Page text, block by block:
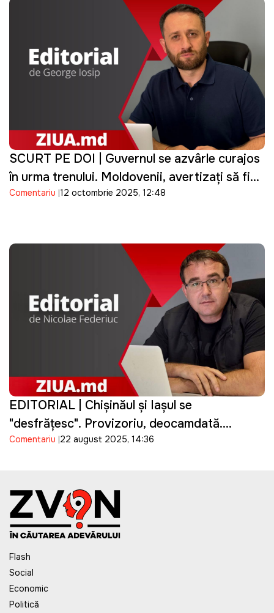
SCURT PE DOI | Guvernul se azvârle curajos
în urma trenului. Moldovenii, avertizați să fie
atenți la o fraudă care s-a produs deja
Comentariu 12 octombrie 2025, 12:48
EDITORIAL | Chișinăul și Iașul se
"desfrățesc". Provizoriu, deocamdată.
Domnule primar Chirica, Dmitri Kozak vă
Comentariu 22 august 2025, 14:36
Flash
Social
Economic
Politică